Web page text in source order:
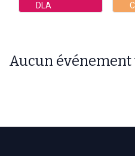
DLA
Aucun événement